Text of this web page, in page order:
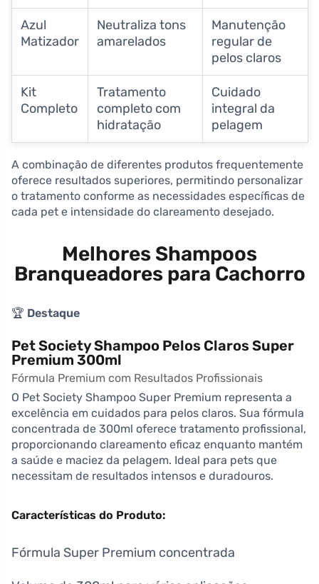
Azul
Matizador
Neutraliza tons
amarelados
Manutenção
regular de
pelos claros
Kit
Completo
Tratamento
completo com
hidratação
Cuidado
integral da
pelagem
A combinação de diferentes produtos frequentemente
oferece resultados superiores, permitindo personalizar
o tratamento conforme as necessidades específicas de
cada pet e intensidade do clareamento desejado.
Melhores Shampoos
Branqueadores para Cachorro
🏆 Destaque
Pet Society Shampoo Pelos Claros Super
Premium 300ml
Fórmula Premium com Resultados Profissionais
O Pet Society Shampoo Super Premium representa a
excelência em cuidados para pelos claros. Sua fórmula
concentrada de 300ml oferece tratamento profissional,
proporcionando clareamento eficaz enquanto mantém
a saúde e maciez da pelagem. Ideal para pets que
necessitam de resultados intensos e duradouros.
Características do Produto:
Fórmula Super Premium concentrada